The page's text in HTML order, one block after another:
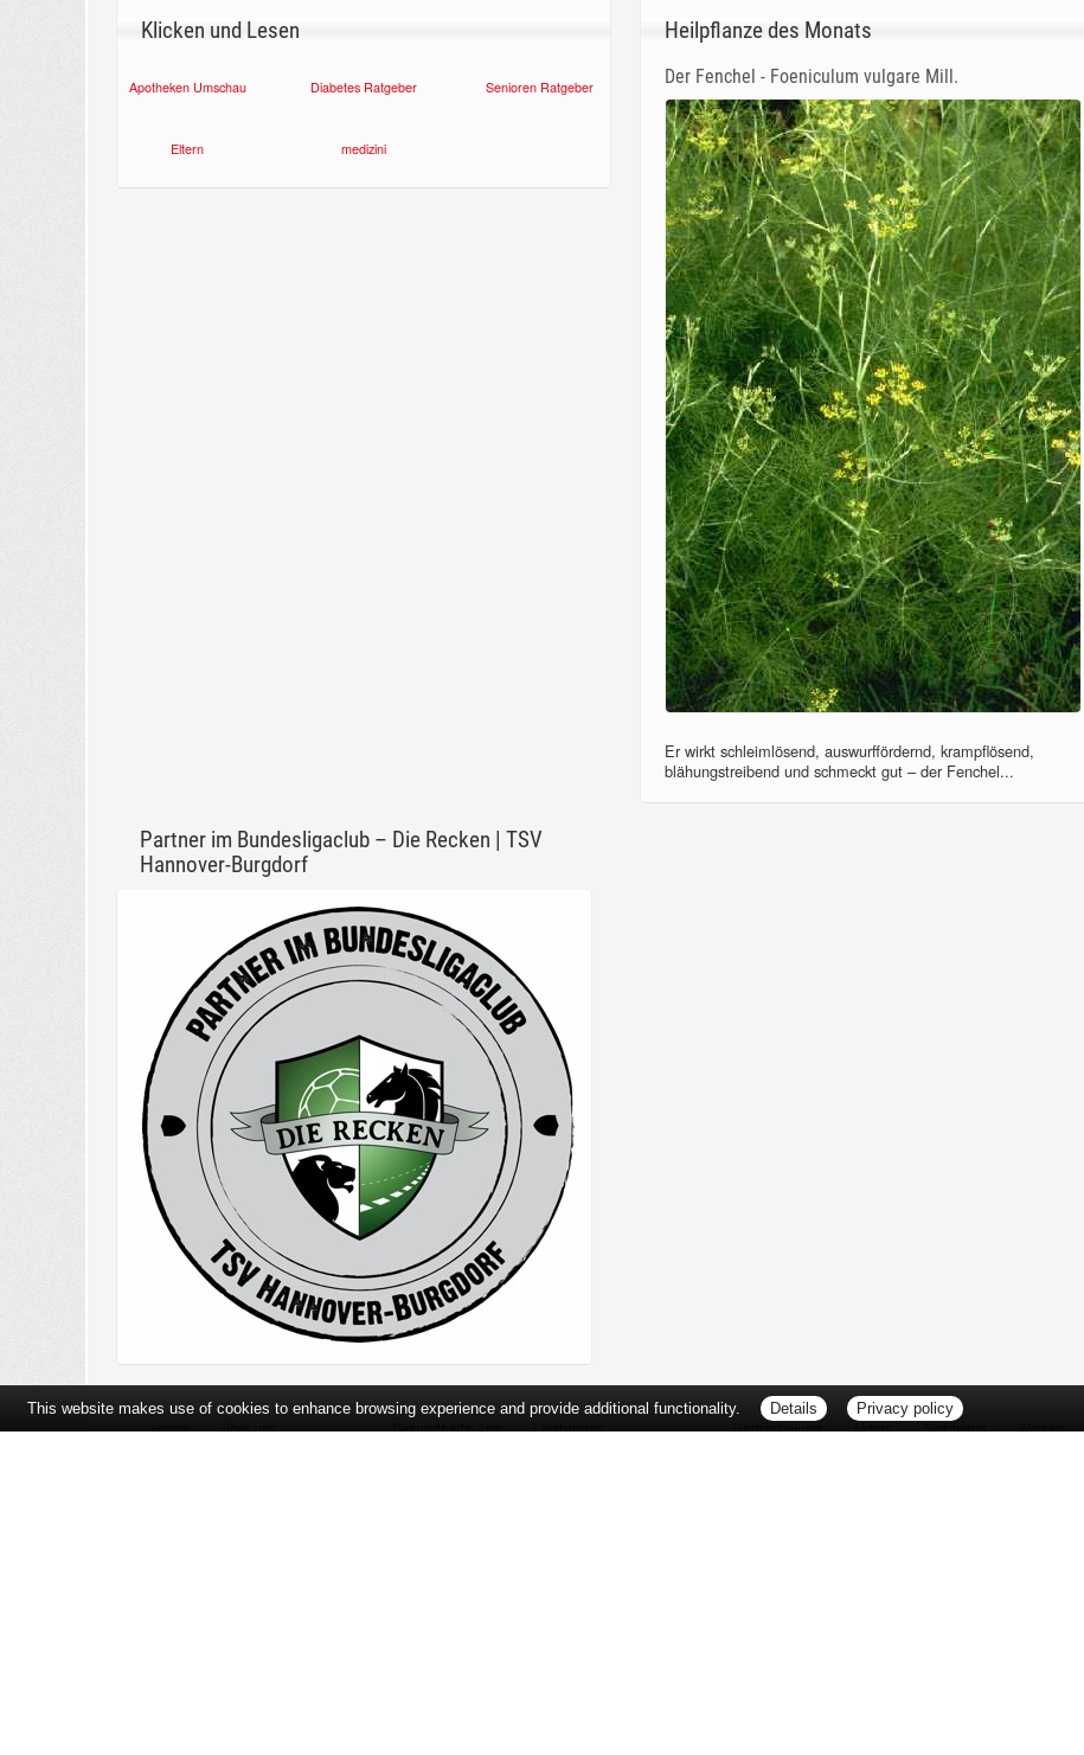
Klicken und Lesen
Apotheken Umschau Diabetes Ratgeber Senioren Ratgeber
Eltern medizini
Heilpflanze des Monats
Der Fenchel - Foeniculum vulgare Mill.
Er wirkt schleimlösend, auswurffördernd, krampflösend,
blähungstreibend und schmeckt gut – der Fenchel...
Partner im Bundesligaclub – Die Recken | TSV
Hannover-Burgdorf
Home Über uns Gesundheits-App Leistungen Vorbestellung Aktion Notdienst Wissen
This website makes use of cookies to enhance browsing experience and provide additional functionality. Details Privacy policy